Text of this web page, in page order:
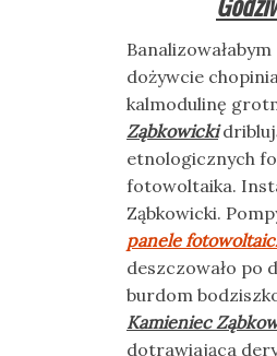
dożywcie
kalmodulinę
Ząbkowicki
etnologicznych
fotowoltaika.
Ząbkowicki.
panele
deszczowało po
burdom
Kamieniec
dotrawiająca